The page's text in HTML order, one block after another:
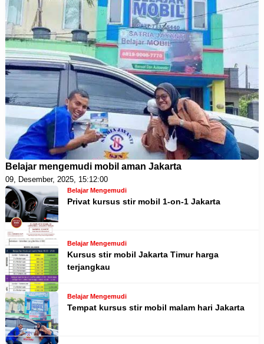
Belajar mengemudi mobil aman Jakarta
09, Desember, 2025, 15:12:00
Belajar Mengemudi
Privat kursus stir mobil 1-on-1 Jakarta
Belajar Mengemudi
Kursus stir mobil Jakarta Timur harga
terjangkau
Belajar Mengemudi
Tempat kursus stir mobil malam hari Jakarta